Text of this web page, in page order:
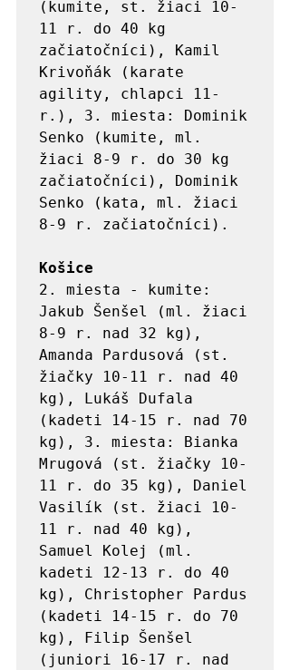
(kumite, st. žiaci 10-
11 r. do 40 kg
začiatočníci), Kamil
Krivoňák (karate
agility, chlapci 11-
r.), 3. miesta: Dominik
Senko (kumite, ml.
žiaci 8-9 r. do 30 kg
začiatočníci), Dominik
Senko (kata, ml. žiaci
8-9 r. začiatočníci).
Košice
2. miesta - kumite:
Jakub Šenšel (ml. žiaci
8-9 r. nad 32 kg),
Amanda Pardusová (st.
žiačky 10-11 r. nad 40
kg), Lukáš Dufala
(kadeti 14-15 r. nad 70
kg), 3. miesta: Bianka
Mrugová (st. žiačky 10-
11 r. do 35 kg), Daniel
Vasilík (st. žiaci 10-
11 r. nad 40 kg),
Samuel Kolej (ml.
kadeti 12-13 r. do 40
kg), Christopher Pardus
(kadeti 14-15 r. do 70
kg), Filip Šenšel
(juniori 16-17 r. nad